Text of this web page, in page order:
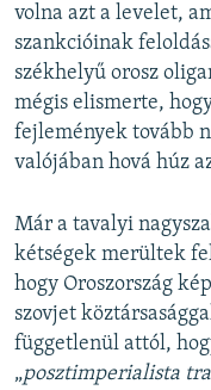
volna azt a levelet,
szankcióinak
székhelyű orosz
mégis elismerte,
fejlemények tovább
valójában hová húz
Már a tavalyi
kétségek merültek
hogy Oroszország
szovjet
függetlenül attól,
„posztimperialista